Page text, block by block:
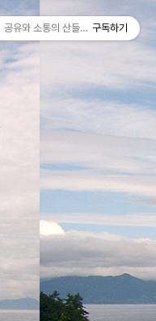
공유와 소통의 산들바람구독하기